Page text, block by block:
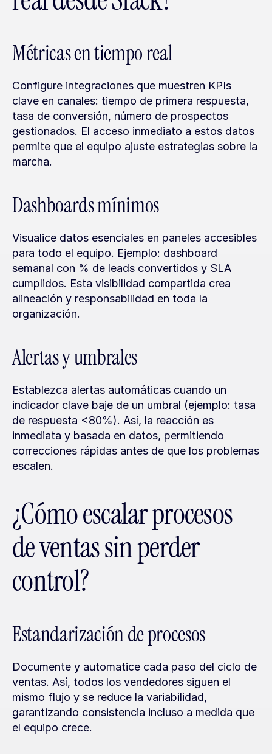
Métricas en tiempo real
Configure integraciones que muestren KPIs
clave en canales: tiempo de primera respuesta,
tasa de conversión, número de prospectos
gestionados. El acceso inmediato a estos datos
permite que el equipo ajuste estrategias sobre la
marcha.
Dashboards mínimos
Visualice datos esenciales en paneles accesibles
para todo el equipo. Ejemplo: dashboard
semanal con % de leads convertidos y SLA
cumplidos. Esta visibilidad compartida crea
alineación y responsabilidad en toda la
organización.
Alertas y umbrales
Establezca alertas automáticas cuando un
indicador clave baje de un umbral (ejemplo: tasa
de respuesta <80%). Así, la reacción es
inmediata y basada en datos, permitiendo
correcciones rápidas antes de que los problemas
escalen.
¿Cómo escalar procesos
de ventas sin perder
control?
Estandarización de procesos
Documente y automatice cada paso del ciclo de
ventas. Así, todos los vendedores siguen el
mismo flujo y se reduce la variabilidad,
garantizando consistencia incluso a medida que
el equipo crece.